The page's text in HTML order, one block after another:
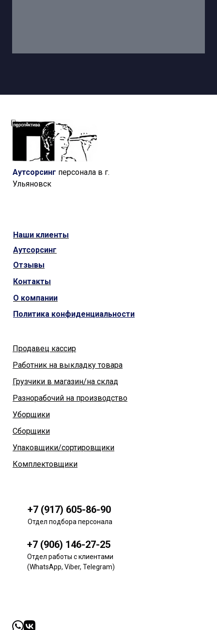
Политика конфиденциальности
Комплектовщики
Упаковщики/сортировщики
Сборщики
Уборщики
Разнорабочий на производство
Грузчики в магазин/на склад
Работник на выкладку товара
Продавец кассир
+7 (906) 146-27-25
Отдел работы с клиентами
(WhatsApp, Viber, Telegram)
+7 (917) 605-86-90
Отдел подбора персонала
О компании
Контакты
Отзывы
Аутсорсинг
Наши клиенты
Аутсорсинг персонала в г.
Ульяновск